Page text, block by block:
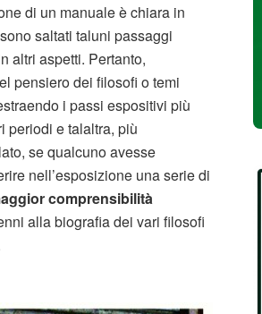
di un manuale è chiara in
saltati taluni passaggi
altri aspetti. Pertanto,
pensiero dei filosofi o temi
i passi espositivi più
periodi e talaltra, più
se qualcuno avesse
nell’esposizione una serie di
comprensibilità
alla biografia dei vari filosofi